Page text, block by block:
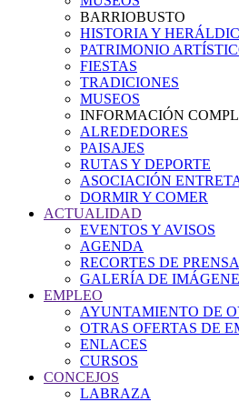
BARRIOBUSTO
HISTORIA Y
PATRIMONIO
FIESTAS
TRADICIONES
MUSEOS
INFORMACIÓN
ALREDEDORES
PAISAJES
RUTAS Y DEPORTE
ASOCIACIÓN
DORMIR Y COMER
ACTUALIDAD
EVENTOS Y AVISOS
AGENDA
RECORTES DE PRENSA
GALERÍA DE
EMPLEO
AYUNTAMIENTO DE
OTRAS OFERTAS DE
ENLACES
CURSOS
CONCEJOS
LABRAZA